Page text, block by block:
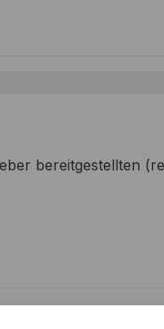
bereitgestellten